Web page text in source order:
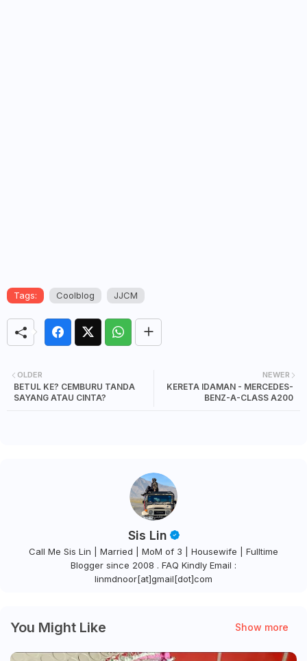
Tags: Coolblog JJCM
NEWER
KERETA IDAMAN - MERCEDES-
BENZ-A-CLASS A200
OLDER
BETUL KE? CEMBURU TANDA
SAYANG ATAU CINTA?
Sis Lin
Call Me Sis Lin | Married | MoM of 3 | Housewife | Fulltime
Blogger since 2008 . FAQ Kindly Email :
linmdnoor[at]gmail[dot]com
You Might Like Show more